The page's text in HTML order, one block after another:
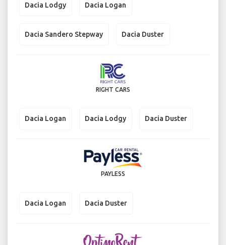
Dacia Lodgy Dacia Logan
Dacia Sandero Stepway Dacia Duster
RIGHT CARS
Dacia Logan Dacia Lodgy Dacia Duster
PAYLESS
Dacia Logan Dacia Duster